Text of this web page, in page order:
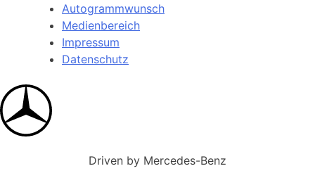
Autogrammwunsch
Medienbereich
Impressum
Datenschutz
Driven by Mercedes-Benz